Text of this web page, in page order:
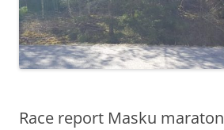
Race report Masku maraton